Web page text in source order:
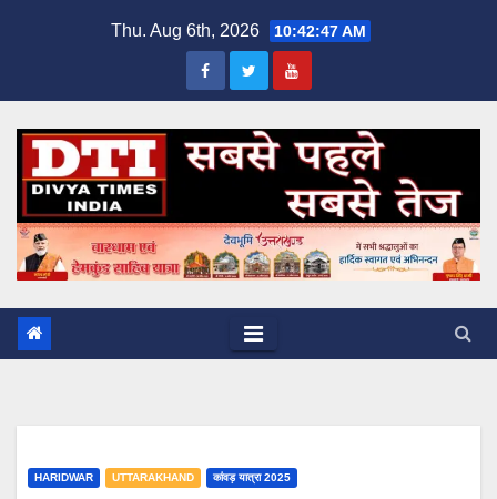
Thu. Aug 6th, 2026 10:42:48 AM
HARIDWAR UTTARAKHAND कांवड़ यात्रा 2025